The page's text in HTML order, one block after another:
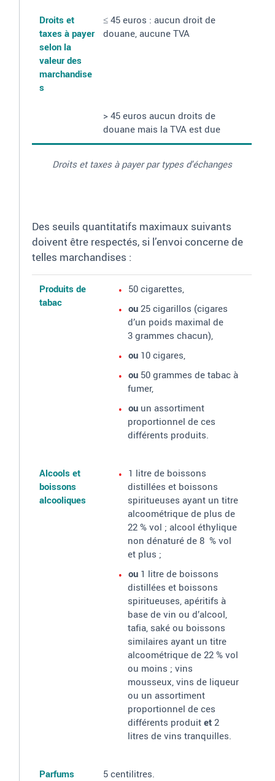
Droits et taxes à payer par types d'échanges
Droits et
taxes à payer
selon la
valeur des
marchandise
s
≤ 45 euros : aucun droit de
douane, aucune TVA
> 45 euros aucun droits de
douane mais la TVA est due
Des seuils quantitatifs maximaux suivants
doivent être respectés, si l’envoi concerne de
telles marchandises :
Produits de
tabac
50 cigarettes,
ou 25 cigarillos (cigares
d’un poids maximal de
3 grammes chacun),
ou 10 cigares,
ou 50 grammes de tabac à
fumer,
ou un assortiment
proportionnel de ces
différents produits.
Alcools et
boissons
alcooliques
1 litre de boissons
distillées et boissons
spiritueuses ayant un titre
alcoométrique de plus de
22 % vol ; alcool éthylique
non dénaturé de 8 % vol
et plus ;
ou 1 litre de boissons
distillées et boissons
spiritueuses, apéritifs à
base de vin ou d’alcool,
tafia, saké ou boissons
similaires ayant un titre
alcoométrique de 22 % vol
ou moins ; vins
mousseux, vins de liqueur
ou un assortiment
proportionnel de ces
différents produit et2
litres de vins tranquilles.
Parfums 5 centilitres.